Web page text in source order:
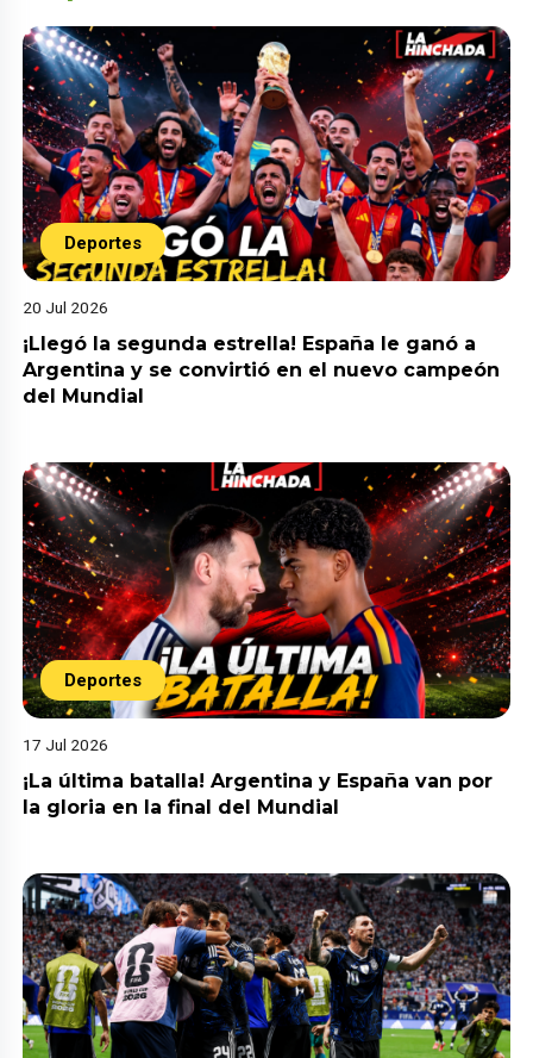
Deportes
20 Jul 2026
¡Llegó la segunda estrella! España le ganó a
Argentina y se convirtió en el nuevo campeón
del Mundial
Deportes
17 Jul 2026
¡La última batalla! Argentina y España van por
la gloria en la final del Mundial